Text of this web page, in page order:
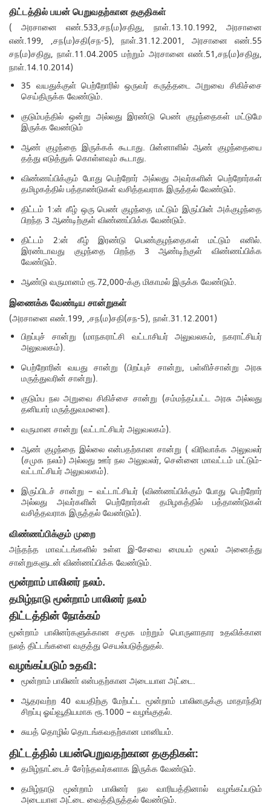
திட்டத்தில் பயன் பெறுவதற்கான தகுதிகள்
( அரசானை எண்.533,சந(ம)சதிது, நாள்.13.10.1992, அரசானை
எண்.199, ,சந(ம)சதி(சந-5), நாள்.31.12.2001, அரசானை எண்.55
சந(ம)சதிது, நாள்.11.04.2005 மற்றும் அரசானை எண்.51,சந(ம)சதிது,
நாள்.14.10.2014)
35 வயதுக்குள் பெற்றோரில் ஒருவர் கருத்தடை அறுவை சிகிச்சை
செய்திருக்க வேண்டும்.
குடும்பத்தில் ஒன்று அல்லது இரண்டு பெண் குழந்தைகள் மட்டுமே
இருக்க வேண்டும்
ஆண் குழந்தை இருக்கக் கூடாது. பின்னாளில் ஆண் குழந்தையை
தத்து எடுத்துக் கொள்ளவும் கூடாது.
விண்ணப்பிக்கும் போது பெற்றோர் அல்லது அவர்களின் பெற்றோர்கள்
தமிழகத்தில் பத்தாண்டுகள் வசித்தவராக இருத்தல் வேண்டும்.
திட்டம் 1:ன் கீழ் ஒரு பெண் குழந்தை மட்டும் இருப்பின் அக்குழந்தை
பிறந்த 3 ஆண்டிற்குள் விண்ணப்பிக்க வேண்டும்.
திட்டம் 2:ன் கீழ் இரண்டு பெண்குழந்தைகள் மட்டும் எனில்.
இரண்டாவது குழந்தை பிறந்த 3 ஆண்டிற்குள் விண்ணப்பிக்க
வேண்டும்.
ஆண்டு வருமானம் ரூ.72,000-க்கு மிகாமல் இருக்க வேண்டும்.
இணைக்க வேண்டிய சான்றுகள்
(அரசானை எண்.199, ,சந(ம)சதி(சந-5), நாள்.31.12.2001)
பிறப்புச் சான்று (மாநகராட்சி வட்டாசியர் அலுவலகம், நகராட்சியர்
அலுவலகம்).
பெற்றோரின் வயது சான்று (பிறப்புச் சான்று, பள்ளிச்சான்று அரசு
மருத்துவரின் சான்று).
குடும்ப நல அறுவை சிகிச்சை சான்று (சம்மந்தப்பட்ட அரசு அல்லது
தனியார் மருத்துவமனை).
வருமான சான்று (வட்டாட்சியர் அலுவலகம்).
ஆண் குழந்தை இல்லை என்பதற்கான சான்று ( விரிவாக்க அலுவலர்
(சமுக நலம்) அல்லது ஊர் நல அலுவலர், சென்னை மாவட்டம் மட்டும்-
வட்டாட்சியர் அலுவலகம்).
இருப்பிடச் சான்று – வட்டாட்சியர் (விண்ணப்பிக்கும் போது பெற்றோர்
அல்லது அவர்களின் பெற்றோர்கள் தமிழகத்தில் பத்தாண்டுகள்
வசித்தவராக இருத்தல் வேண்டும்).
விண்ணப்பிக்கும் முறை
அந்தந்த மாவட்டங்களில் உள்ள இ-சேவை மையம் மூலம் அனைத்து
சான்றுகளுடன் விண்ணப்பிக்க வேண்டும்.
மூன்றாம் பாலினர் நலம்.
தமிழ்நாடு மூன்றாம் பாலினர் நலம்
திட்டத்தின் நோக்கம்
மூன்றாம் பாலினர்களுக்கான சமூக மற்றும் பொருளாதார உதவிக்கான
நலத் திட்டங்களை வகுத்து செயல்படுத்துதல்.
வழங்கப்படும் உதவி:
மூன்றாம் பாலினா் என்பதற்கான அடையாள அட்டை.
ஆதரவற்ற 40 வயதிற்கு மேற்பட்ட மூன்றாம் பாலினருக்கு மாதாந்திர
சிறப்பு ஓய்வூதியமாக ரூ.1000 – வழங்குதல்.
சுயத் தொழில் தொடங்கவதற்கான மானியம்.
திட்டத்தில் பயன்பெறுவதற்கான தகுதிகள்:
தமிழ்நாட்டைச் சேர்ந்தவர்களாக இருக்க வேண்டும்.
தமிழ்நாடு மூன்றாம் பாலினர் நல வாரியத்தினால் வழங்கப்படும்
அடையாள அட்டை வைத்திருத்தல் வேண்டும்.